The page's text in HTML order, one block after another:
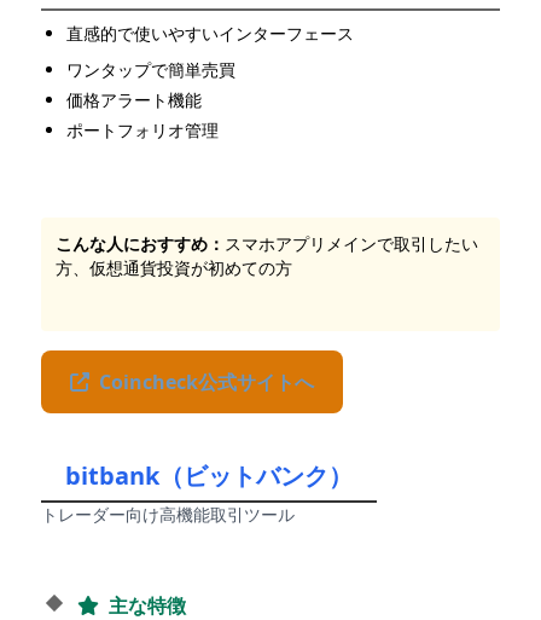
直感的で使いやすいインターフェース
ワンタップで簡単売買
価格アラート機能
ポートフォリオ管理
こんな人におすすめ： スマホアプリメインで取引したい
方、仮想通貨投資が初めての方
Coincheck公式サイトへ
bitbank（ビットバンク）
トレーダー向け高機能取引ツール
主な特徴